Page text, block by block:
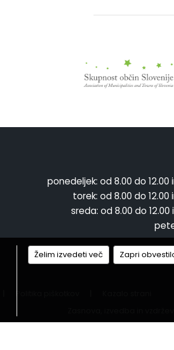
ponedeljek: od 8.00 do 12.00
torek: od 8.00 do 12.00
sreda: od 8.00 do 12.00
Želim izvedeti več Zapri